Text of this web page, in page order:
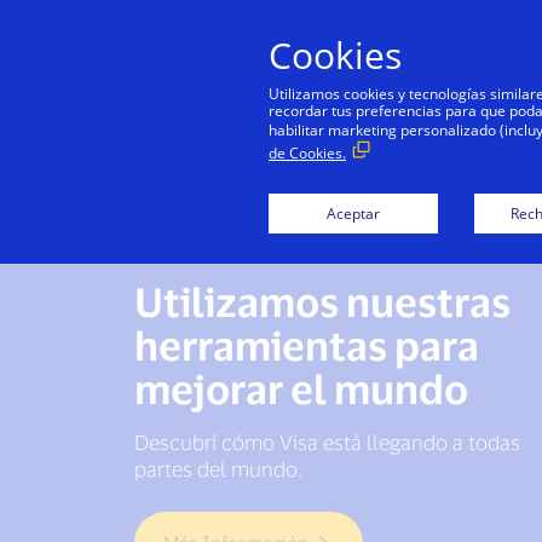
Utilizamos nuestras
herramientas para
mejorar el mundo
Descubrí cómo Visa está llegando a todas
partes del mundo.
Cookies
Utilizamos cookies y tecnologías
recordar tus preferencias para que
habilitar marketing personalizado
de Cookies.
Aceptar